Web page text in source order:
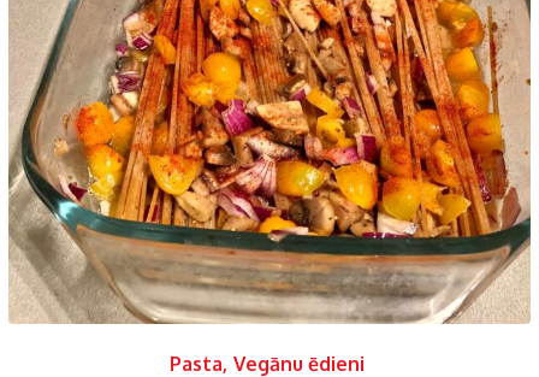
Pasta, Vegānu ēdieni